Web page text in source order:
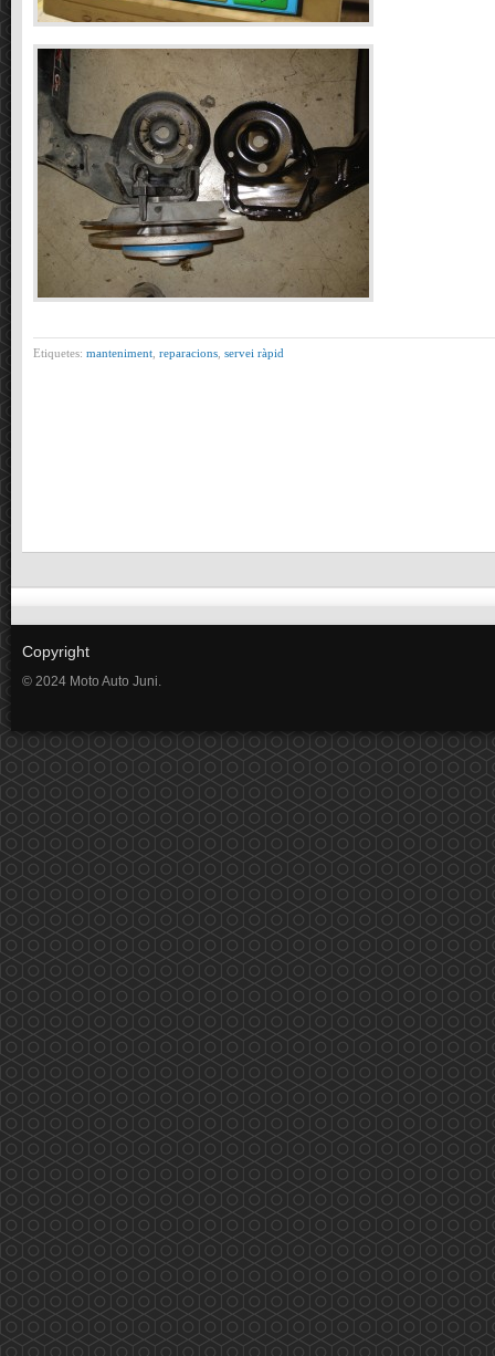
Etiquetes: manteniment reparacions servei ràpid
Copyright
© 2024 Moto Auto Juni.